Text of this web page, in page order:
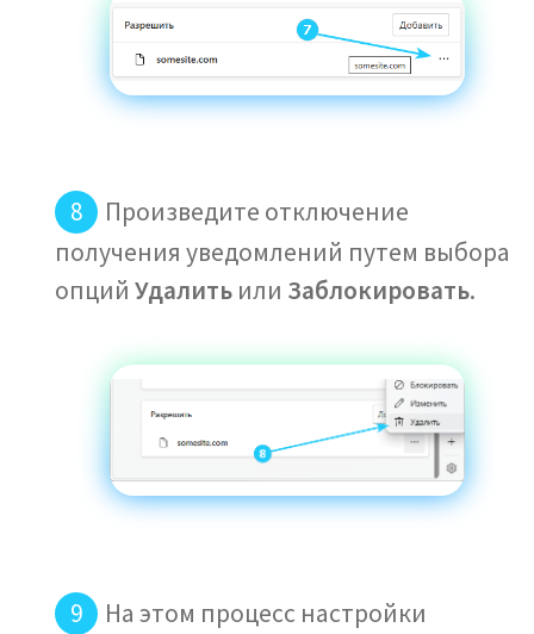
Произведите отключение
получения уведомлений путем выбора
опций Удалитьили Заблокировать.
На этом процесс настройки